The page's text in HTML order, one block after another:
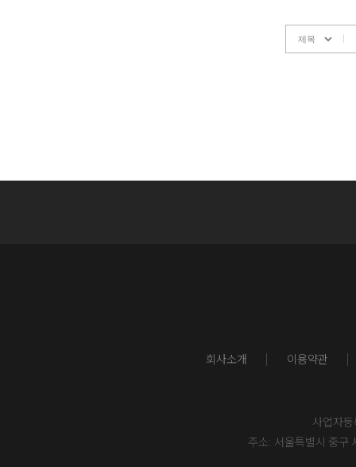
회사소개 이용약관
사업자
주소: 서울특별시 중구